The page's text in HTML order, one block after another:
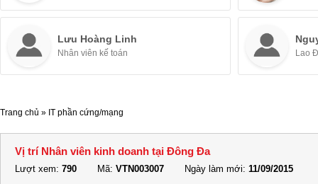
Lưu Hoàng Linh
Nhân viên kế toán Lao
Trang chủ » IT phần cứng/mạng
Vị trí Nhân viên kinh doanh tại Đông Đa
Lượt xem: 790 Mã: VTN003007 Ngày làm mới: 11/09/2015